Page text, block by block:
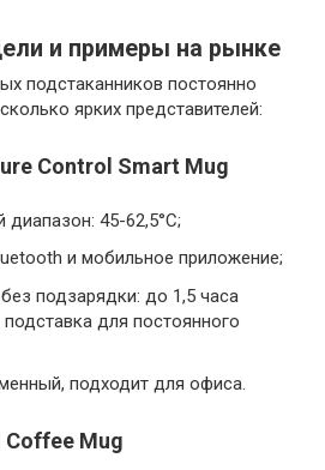
и примеры на рынке
подстаканников постоянно
ярких представителей:
Control Smart Mug
диапазон: 45-62,5°C;
и мобильное приложение;
подзарядки: до 1,5 часа
для постоянного
подходит для офиса.
Coffee Mug